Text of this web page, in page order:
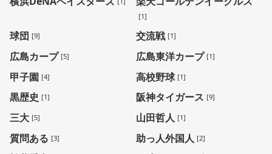
[1]
球団 [9] 交流戦 [1]
広島カープ [5] 広島東洋カープ [1]
甲子園 [4] 高校野球 [1]
黒歴史 [1] 阪神タイガース [9]
三大 [5] 山田哲人 [1]
質問ある [3] 助っ人外国人 [2]